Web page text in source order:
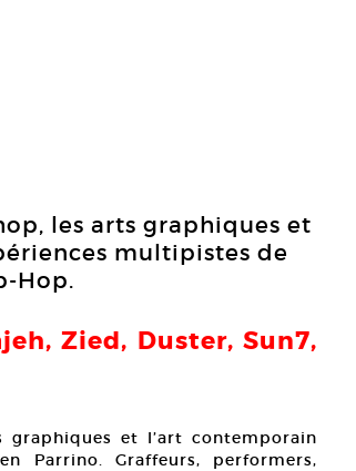
les arts graphiques et
multipistes de
Hop.
Zied, Duster, Sun7,
et l’art contemporain
Parrino. Graffeurs, performers,